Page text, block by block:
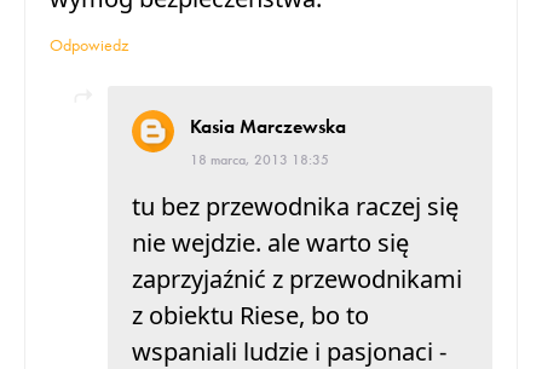
Odpowiedz
Kasia Marczewska
18 marca, 2013 18:35
tu bez przewodnika raczej się
nie wejdzie. ale warto się
zaprzyjaźnić z przewodnikami
z obiektu Riese, bo to
wspaniali ludzie i pasjonaci -